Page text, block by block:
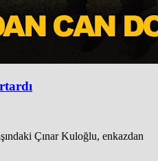
Çınar Kuloğlu, enkazdan